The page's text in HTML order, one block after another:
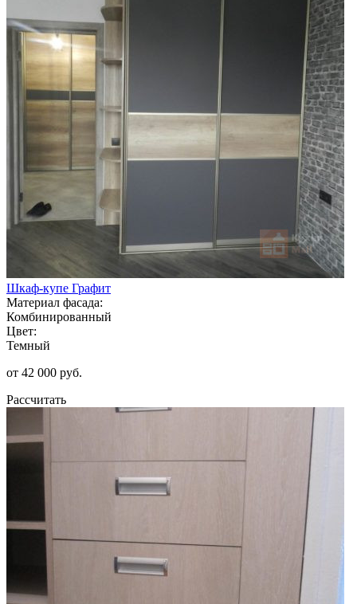
Шкаф-купе Графит
Материал фасада:
Комбинированный
Цвет:
Темный
от 42 000 руб.
Рассчитать